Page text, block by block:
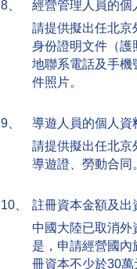
8、
經營管理人員的個
請提供擬出任北京
身份證明文件（護
地聯系電話及手機
件照片。
9、
導遊人員的個人資
請提供擬出任北京
導遊證、勞動合同
10、
註冊資本金額及出
中國大陸已取消外
是，申請經營國
冊資本不少於30